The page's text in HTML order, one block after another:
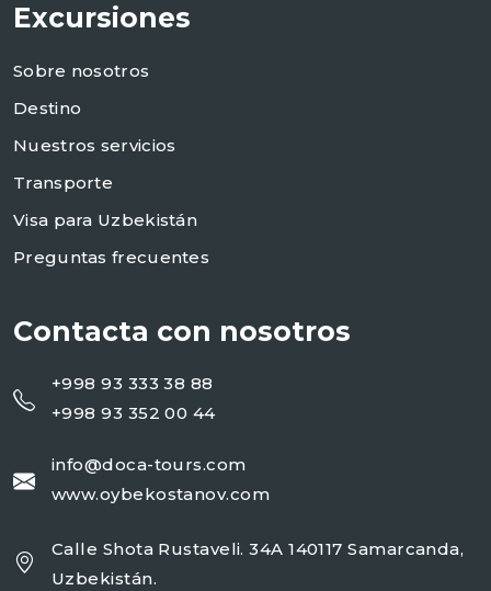
Excursiones
Sobre nosotros
Destino
Nuestros servicios
Transporte
Visa para Uzbekistán
Preguntas frecuentes
Contacta con nosotros
+998 93 333 38 88
+998 93 352 00 44
info@doca-tours.com
www.oybekostanov.com
Calle Shota Rustaveli. 34A 140117 Samarcanda,
Uzbekistán.